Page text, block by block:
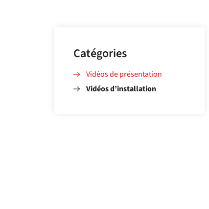
Catégories
Vidéos de présentation
Vidéos d’installation